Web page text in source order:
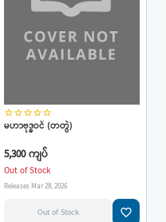
star_borderstar_borderstar_borderstar_borderstar_border
မဟာဗုဒ္ဓဝင် (တတွဲ)
5,300 ကျပ်
Out of Stock
Releases Mar 28, 2026
Out of Stock favorite_border